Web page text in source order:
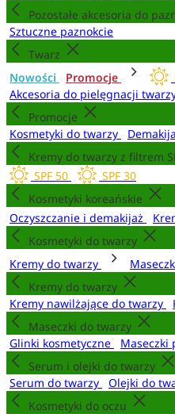
Pozostałe akcesoria do
Sztuczne paznokcie
Twarz
Nowości
Promocje
Akcesoria do pielęgnacji
Promocje
Kosmetyki do twarzy
Kremy do twarzy z filtrem
SPF 50
SPF 30
Kosmetyki koreańskie
Oczyszczanie i demakijaż
Kosmetyki do twarzy
Kremy do twarzy
Kremy do twarzy
Kremy nawilżające do twarzy
Maseczki do twarzy
Glinki kosmetyczne
Maseczki
Serum i olejki do twarzy
Serum do twarzy
Olejki do
Kosmetyki do oczu